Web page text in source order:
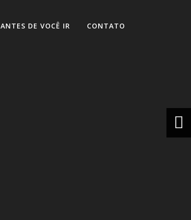
ANTES DE VOCÊ IR CONTATO